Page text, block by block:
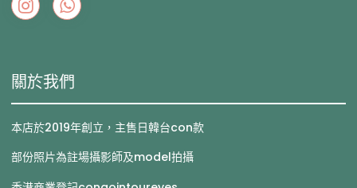
關於我們
本店於2019年創立，主售日韓台con款
部份照片為註場攝影師及model拍攝